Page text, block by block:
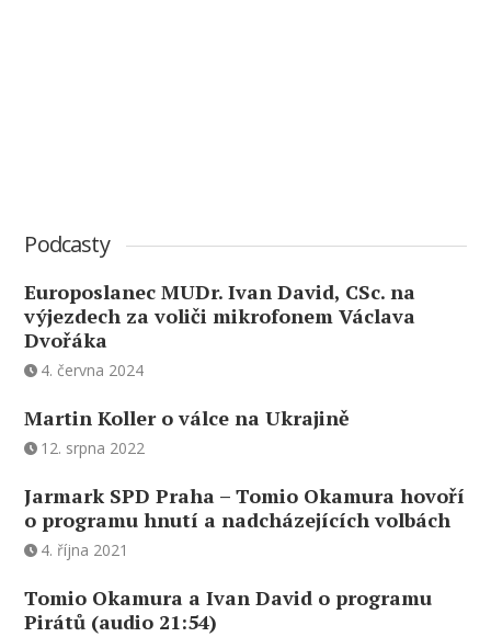
Podcasty
Europoslanec MUDr. Ivan David, CSc. na
výjezdech za voliči mikrofonem Václava
Dvořáka
4. června 2024
Martin Koller o válce na Ukrajině
12. srpna 2022
Jarmark SPD Praha – Tomio Okamura hovoří
o programu hnutí a nadcházejících volbách
4. října 2021
Tomio Okamura a Ivan David o programu
Pirátů (audio 21:54)